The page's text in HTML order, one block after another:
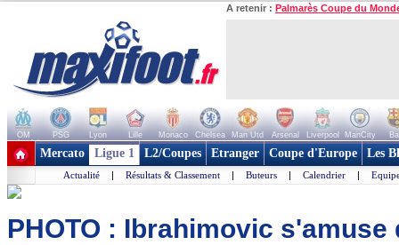
A retenir : Palmarès Coupe du
OM PSG Lyon Lille Monaco Chelsea Man Utd Arsenal Liverpool ManCity
+ de clubs
Mercato Ligue 1 L2/Coupes Etranger Coupe d'Europe Les
Actualité | Résultats & Classement | Buteurs | Calendrier |
PHOTO : Ibrahimovic s'amuse